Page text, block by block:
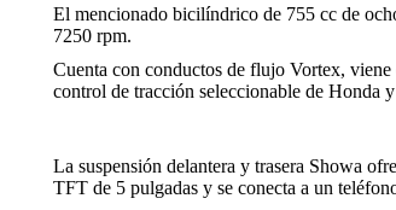
El mencionado bicilíndrico de 755 cc de
7250 rpm.
Cuenta con conductos de flujo Vortex,
control de tracción seleccionable de Honda
La suspensión delantera y trasera Showa
TFT de 5 pulgadas y se conecta a un